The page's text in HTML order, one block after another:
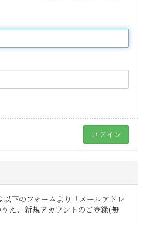
下のフォームより「メールアドレ
え、新規アカウントのご登録(無